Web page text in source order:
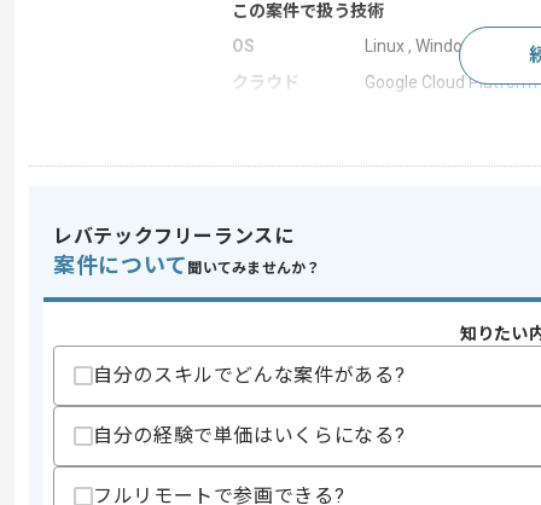
この案件で扱う技術
OS
Linux , Windows
クラウド
Google Cloud Platform
・ ログ管理と監視、パフォーマンスチ
・toB向けサービスの開発経験
・ 事業会社における内製開発経験
上記に似た経験やスキルをお持ちであれば申
レバテックフリーランスに
案件について 聞いてみませんか？
知りたい
自分のスキルでどんな案件がある?
自分の経験で単価はいくらになる?
フルリモートで参画できる?